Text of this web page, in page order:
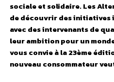
sociale et solidaire. Les
de découvrir des initiatives
avec des intervenants de
leur ambition pour un
vous convie à la 23ème
nouveau consommateur